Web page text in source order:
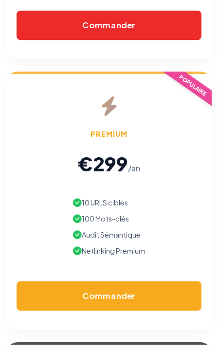
Commander
POPULAIRE
PREMIUM
€299/an
10 URLS cibles
100 Mots-clés
Audit Sémantique
Netlinking Premium
Commander